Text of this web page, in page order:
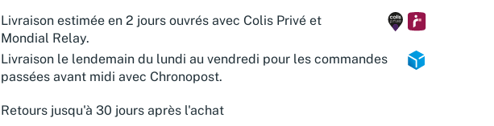
Livraison estimée en 2 jours ouvrés avec Colis Privé et
Mondial Relay.
Livraison le lendemain du lundi au vendredi pour les commandes
passées avant midi avec Chronopost.
Retours jusqu'à 30 jours après l'achat